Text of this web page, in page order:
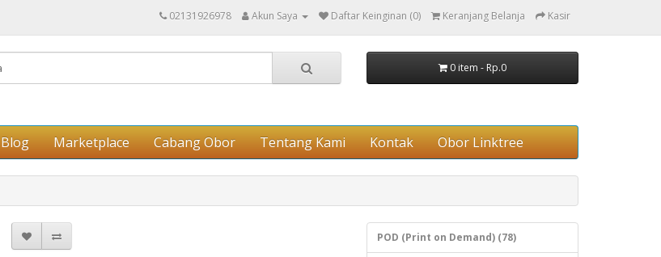
02131926978 Akun Saya Daftar Keinginan (0) Keranjang Belanja Kasir
0 item - Rp.0
Blog Marketplace Cabang Obor Tentang Kami Kontak Obor Linktree
POD (Print on Demand) (78)